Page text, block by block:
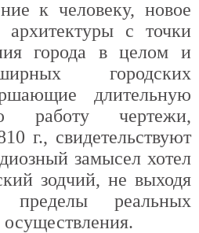
к человеку, новое
архитектуры с точки
города в целом и
городских
длительную
работу чертежи,
г., свидетельствуют
замысел хотел
зодчий, не выходя
реальных